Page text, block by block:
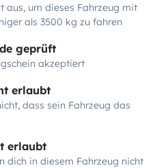
aus, um dieses Fahrzeug mit
als 3500 kg zu fahren
geprüft
akzeptiert
erlaubt
dass sein Fahrzeug das
erlaubt
dich in diesem Fahrzeug nicht